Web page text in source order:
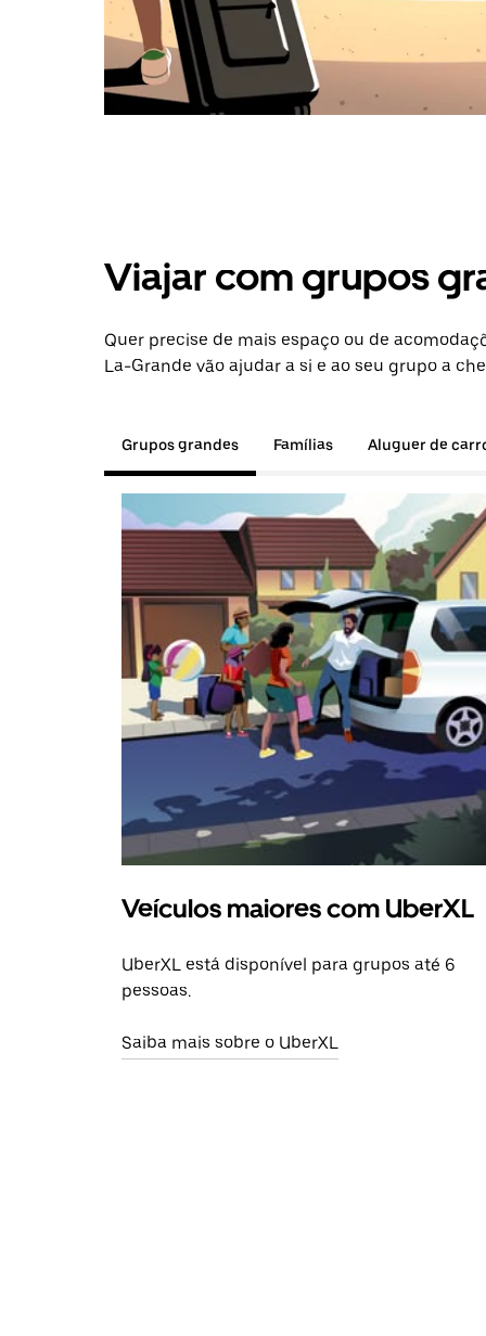
Viajar com grupos
Quer precise de mais espaço ou de
La-Grande vão ajudar a si e ao seu grupo a
Grupos grandes Famílias Aluguer de
Veículos maiores com UberXL
UberXL está disponível para grupos até 6
pessoas.
Saiba mais sobre o UberXL